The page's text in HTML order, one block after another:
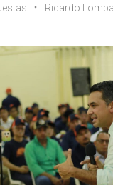
Ricardo